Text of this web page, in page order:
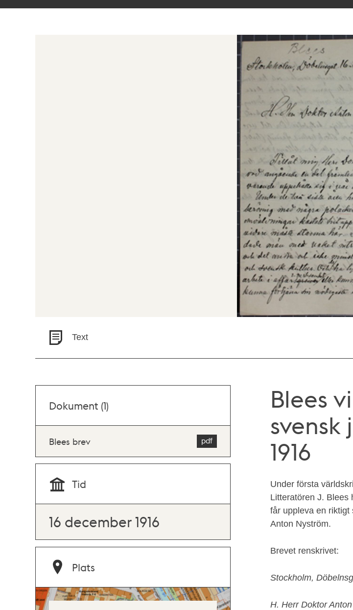
Text
Blees
svensk
1916
Under första
Litteratören J. Blees
får uppleva en riktigt
Anton Nyström.
Brevet renskrivet:
Stockholm,
H. Herr Doktor
Dokument (1)
Blees brev
Tid
16 december 1916
Plats